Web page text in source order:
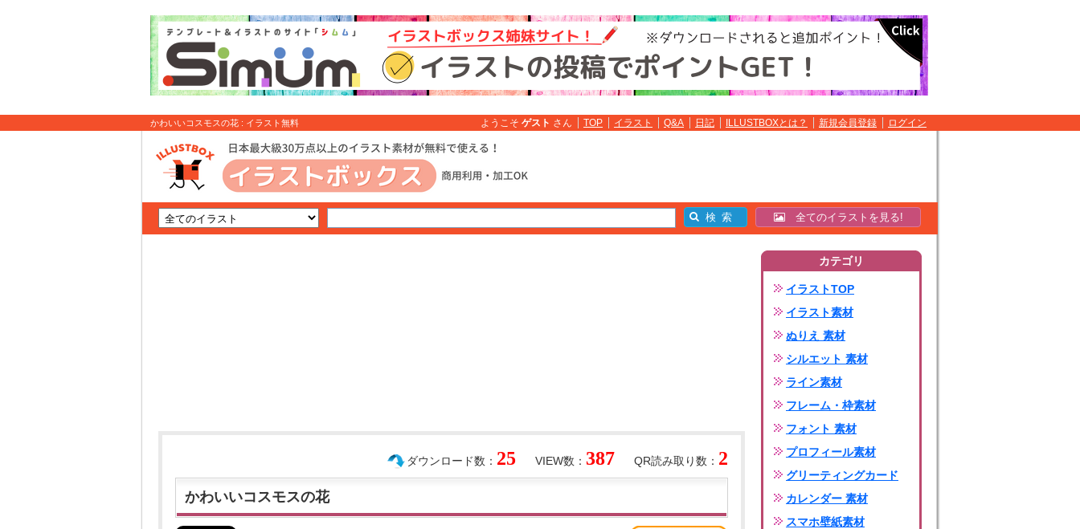
かわいいコスモスの花 : イラスト無料 ようこそ ゲスト さん TOP イラスト Q&A 日記 ILLUSTBOXとは？ 新規会員登録 ログイン
全てのイラストを見る!
QR読み取り数： 2
VIEW数： 387
ダウンロード数： 25
かわいいコスモスの花
カテゴリ
イラストTOP
イラスト素材
ぬりえ 素材
シルエット 素材
ライン素材
フレーム・枠素材
フォント 素材
プロフィール素材
グリーティングカード
カレンダー 素材
スマホ壁紙素材